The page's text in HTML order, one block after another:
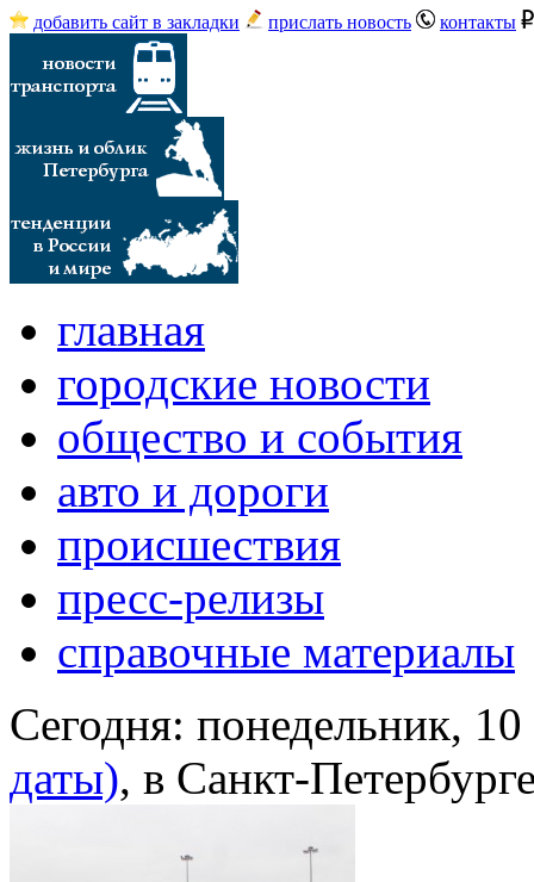
добавить сайт в закладки прислать новость контакты
главная
городские новости
общество и события
авто и дороги
происшествия
пресс-релизы
справочные материалы
Сегодня: понедельник,
даты), в Санкт-